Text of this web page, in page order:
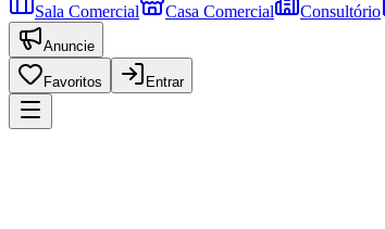
Sala Comercial Casa Comercial Consultório
Anuncie
Favoritos Entrar